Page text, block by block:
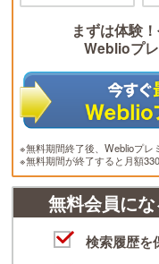
まずは体験
Weblioプ
※無料期間終了後、Weblioプレ
※無料期間が終了すると月額
無料会員に
検索履歴を